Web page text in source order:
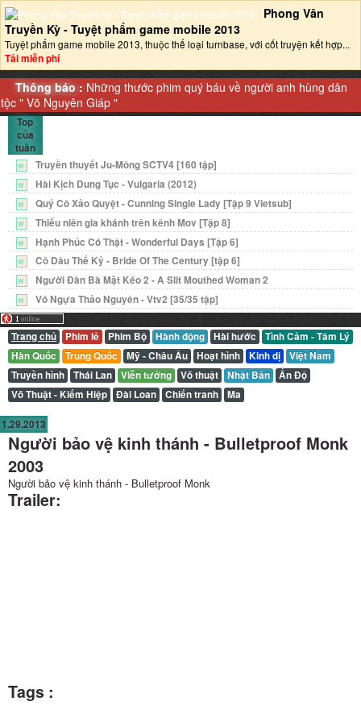
Phong Vân
Truyền Kỳ - Tuyệt phẩm game mobile 2013‎
Tuyệt phẩm game mobile 2013, thuộc thể loại turnbase, với cốt truyện kết hợp...
Tải miễn phí
Thông báo : Những thước phim quý báu về người anh hùng dân
tộc "Võ Nguyên Giáp "
Top
của
tuần
W Truyền thuyết Ju-Mông SCTV4 [160 tập]
W Hài Kịch Dung Tục - Vulgaria (2012)
W Quý Cô Xảo Quyệt - Cunning Single Lady [Tập 9 Vietsub]
W Thiếu niên gia khánh trên kênh Mov [Tập 8]
W Hạnh Phúc Có Thật - Wonderful Days [Tập 6]
W Cô Dâu Thế Kỷ - Bride Of The Century [tập 6]
W Người Đàn Bà Mặt Kéo 2 - A Slit Mouthed Woman 2
W Vó Ngựa Thảo Nguyên - Vtv2 [35/35 tập]
Trang chủ Phim lẻ Phim Bộ Hành động Hài hước
Tình Cảm - Tâm Lý
Hàn Quốc
Trung Quốc Mỹ - Châu Âu Hoạt hình Kinh dị
Việt Nam
Truyền hình
Thái Lan Viễn tưởng Võ thuật Nhật Bản
Ấn Độ
Võ Thuật - Kiếm Hiệp
Đài Loan Chiến tranh Ma
1.29.2013
Người bảo vệ kinh thánh - Bulletproof Monk
2003
Người bảo vệ kinh thánh - Bulletproof Monk
Trailer:
Tags :